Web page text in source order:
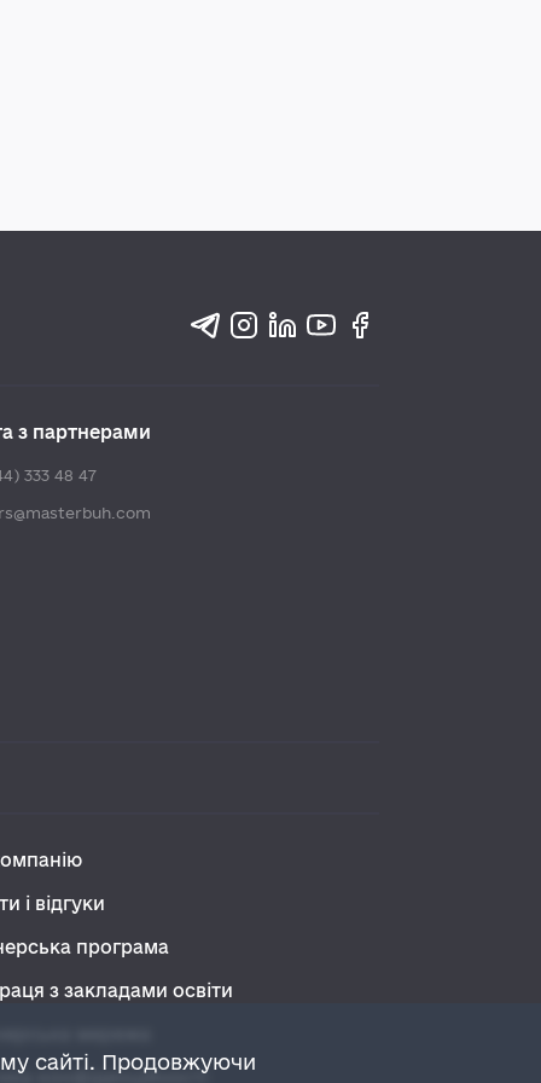
з партнерами
333 48 47
і відгуки
програма
з закладами освіти
конфіденційності
сайті. Продовжуючи